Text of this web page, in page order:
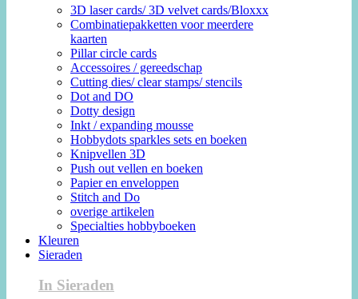
3D laser cards/ 3D velvet cards/Bloxxx
Combinatiepakketten voor meerdere
kaarten
Pillar circle cards
Accessoires / gereedschap
Cutting dies/ clear stamps/ stencils
Dot and DO
Dotty design
Inkt / expanding mousse
Hobbydots sparkles sets en boeken
Knipvellen 3D
Push out vellen en boeken
Papier en enveloppen
Stitch and Do
overige artikelen
Specialties hobbyboeken
Kleuren
Sieraden
In Sieraden